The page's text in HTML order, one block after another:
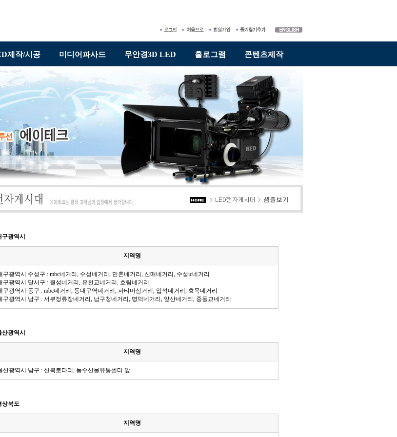
제작/시공 미디어파사드 무안경3D LED 홀로그램 콘텐츠제작
구광역시
지역명
구광역시 수성구 : mbc네거리, 수성네거리, 만촌네거리, 신매네거리, 수성ic네거리
구광역시 달서구 : 월성네거리, 유천교네거리, 호림네거리
구광역시 동구 : mbc네거리, 동대구역네거리, 파티마삼거리, 입석네거리, 효목네거리
구광역시 남구 : 서부정류장네거리, 남구청네거리, 명덕네거리, 앞산네거리, 중동교네거리
산광역시
지역명
산광역시 남구 : 신복로타리, 농수산물유통센터 앞
상북도
지역명